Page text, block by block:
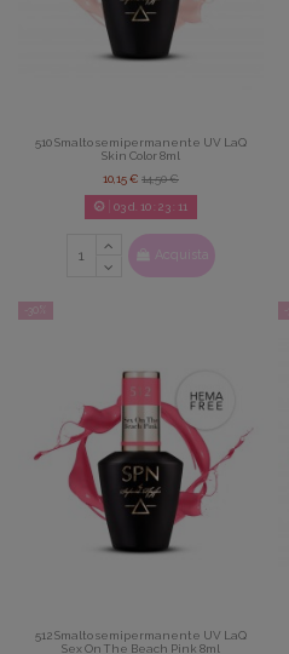
510 Smalto semipermanente UV LaQ
Skin Color 8ml
10,15 € 14,50 €
03d. 10: 23: 08
Acquista
-30%
512 Smalto semipermanente UV LaQ
Sex On The Beach Pink 8ml